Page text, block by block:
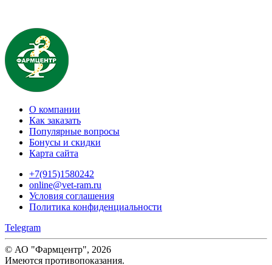
О компании
Как заказать
Популярные вопросы
Бонусы и скидки
Карта сайта
+7(915)1580242
online@vet-ram.ru
Условия соглашения
Политика конфиденциальности
Telegram
© АО "Фармцентр", 2026
Имеются противопоказания.